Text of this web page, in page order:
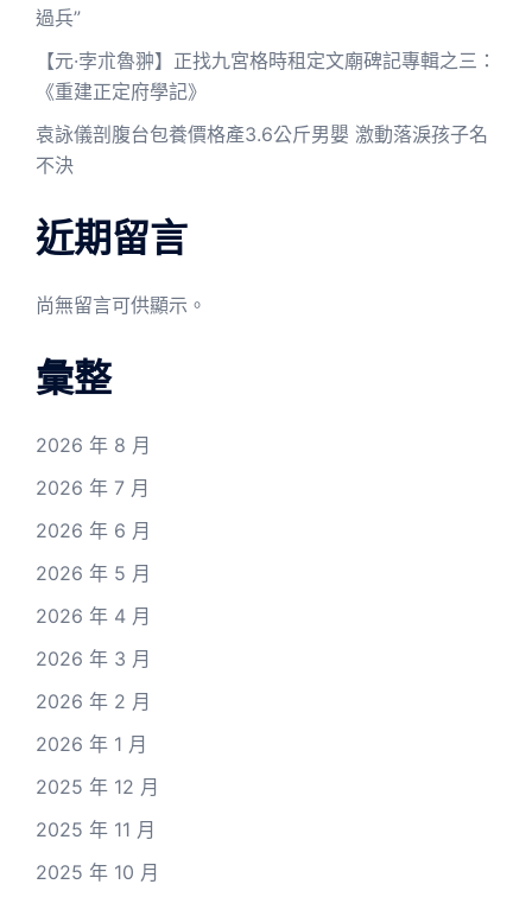
過兵”
【元·孛朮魯翀】正找九宮格時租定文廟碑記專輯之三：
《重建正定府學記》
袁詠儀剖腹台包養價格產3.6公斤男嬰 激動落淚孩子名
不決
近期留言
尚無留言可供顯示。
彙整
2026 年 8 月
2026 年 7 月
2026 年 6 月
2026 年 5 月
2026 年 4 月
2026 年 3 月
2026 年 2 月
2026 年 1 月
2025 年 12 月
2025 年 11 月
2025 年 10 月